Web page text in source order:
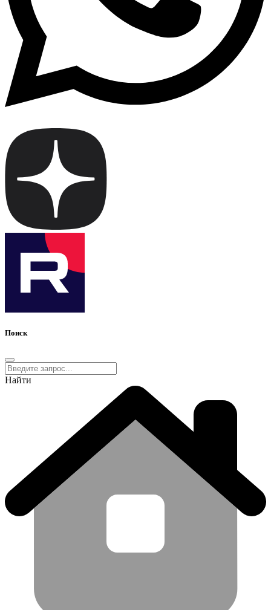
Поиск
Найти